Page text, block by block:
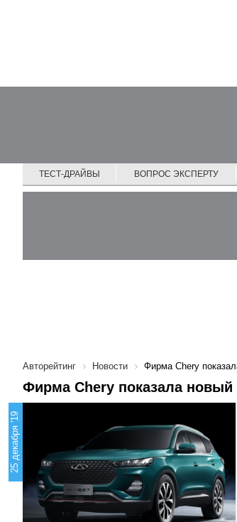
ТЕСТ-ДРАЙВЫ ВОПРОС ЭКСПЕРТУ
Авторейтинг Новости Фирма Chery
Фирма Chery показала новый
25 декабря '19